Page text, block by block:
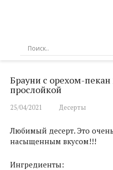
Брауни с орехом-
прослойкой
25/04/2021 Десерты
Любимый десерт. Это
насыщенным вкусом!!!
Ингредиенты: